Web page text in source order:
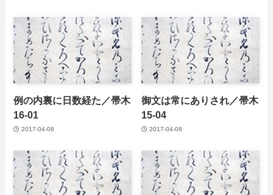
例の内裏に日数経た／帚木
16-01
2017-04-08
御文は常にありされ／帚木
15-04
2017-04-08